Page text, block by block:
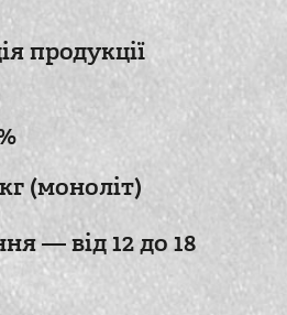
продукції
(моноліт)
— від 12 до 18